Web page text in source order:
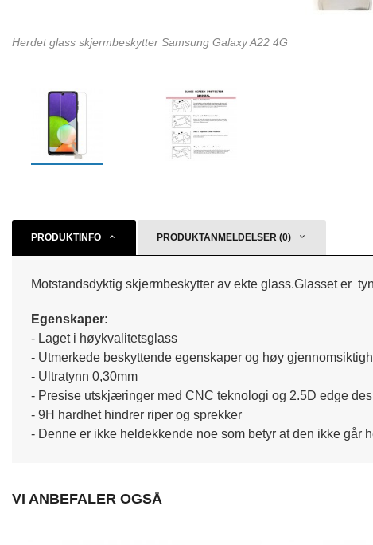
Herdet glass skjermbeskytter Samsung Galaxy A22 4G
PRODUKTINFO PRODUKTANMELDELSER (0)
Motstandsdyktig skjermbeskytter av ekte glass.Glasset er
Egenskaper:
- Laget i høykvalitetsglass
- Utmerkede beskyttende egenskaper og høy
- Ultratynn 0,30mm
- Presise utskjæringer med CNC teknologi og 2.5D edge
- 9H hardhet hindrer riper og sprekker
- Denne er ikke heldekkende noe som betyr at den ikke går
VI ANBEFALER OGSÅ